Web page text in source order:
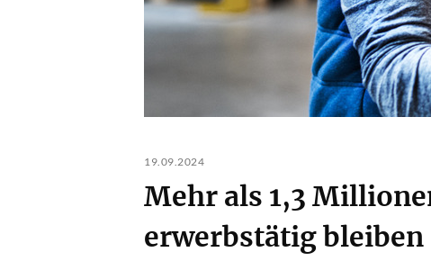
19.09.2024
Mehr als 1,3
erwerbstätig bleiben